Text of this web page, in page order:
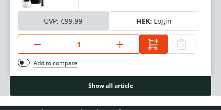
UVP: €99.99 HEK: Login
Add to compare
Show all article